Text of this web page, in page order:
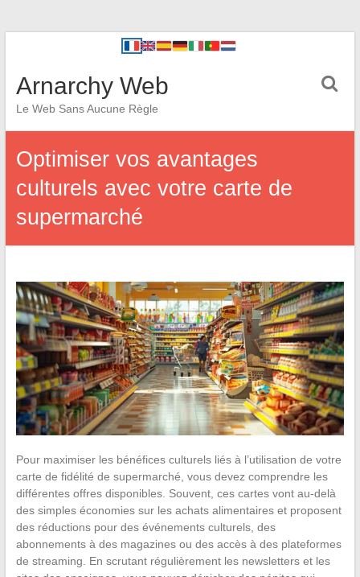
Arnarchy Web
Le Web Sans Aucune Règle
Optimiser vos avantages
culturels avec votre carte de
supermarché
Pour maximiser les bénéfices culturels liés à l’utilisation de votre
carte de fidélité de supermarché, vous devez comprendre les
différentes offres disponibles. Souvent, ces cartes vont au-delà
des simples économies sur les achats alimentaires et proposent
des réductions pour des événements culturels, des
abonnements à des magazines ou des accès à des plateformes
de streaming. En scrutant régulièrement les newsletters et les